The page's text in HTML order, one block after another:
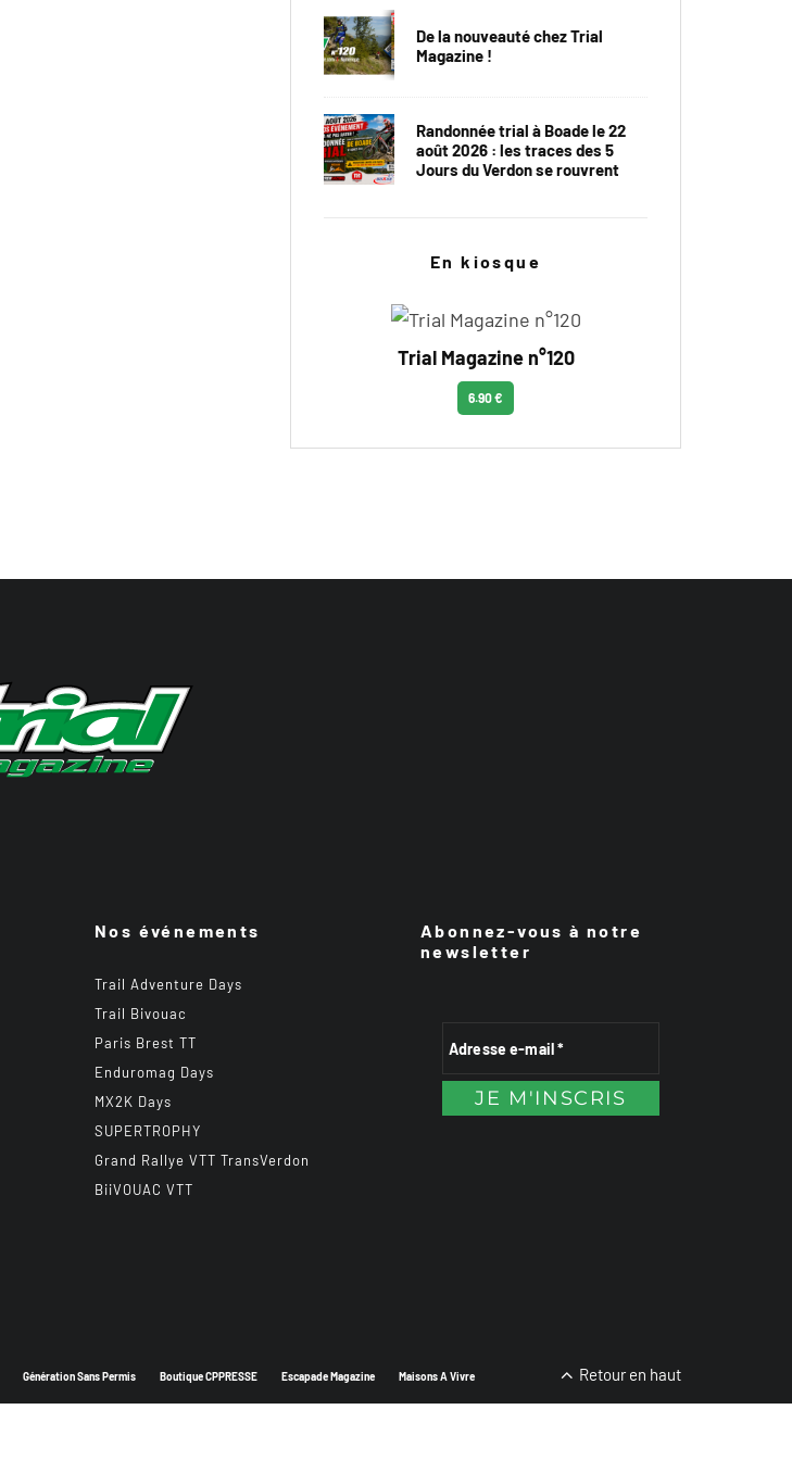
De la nouveauté chez Trial
Magazine !
Randonnée trial à Boade le 22
août 2026 : les traces des 5
Jours du Verdon se rouvrent
En kiosque
Trial Magazine n°120
6.90 €
Nos événements
Trail Adventure Days
Trail Bivouac
Paris Brest TT
Enduromag Days
MX2K Days
SUPERTROPHY
Grand Rallye VTT TransVerdon
BiiVOUAC VTT
Abonnez-vous à notre
newsletter
Génération Sans Permis Boutique CPPRESSE Escapade Magazine Maisons A Vivre Retour en haut